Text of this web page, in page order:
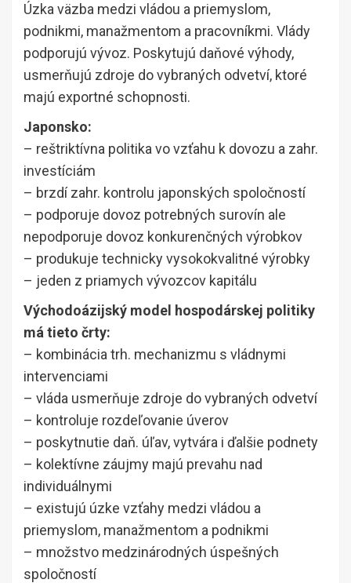
Úzka väzba medzi vládou a priemyslom,
podnikmi, manažmentom a pracovníkmi. Vlády
podporujú vývoz. Poskytujú daňové výhody,
usmerňujú zdroje do vybraných odvetví, ktoré
majú exportné schopnosti.
Japonsko:
– reštriktívna politika vo vzťahu k dovozu a zahr.
investíciám
– brzdí zahr. kontrolu japonských spoločností
– podporuje dovoz potrebných surovín ale
nepodporuje dovoz konkurenčných výrobkov
– produkuje technicky vysokokvalitné výrobky
– jeden z priamych vývozcov kapitálu
Východoázijský model hospodárskej politiky
má tieto črty:
– kombinácia trh. mechanizmu s vládnymi
intervenciami
– vláda usmerňuje zdroje do vybraných odvetví
– kontroluje rozdeľovanie úverov
– poskytnutie daň. úľav, vytvára i ďalšie podnety
– kolektívne záujmy majú prevahu nad
individuálnymi
– existujú úzke vzťahy medzi vládou a
priemyslom, manažmentom a podnikmi
– množstvo medzinárodných úspešných
spoločností